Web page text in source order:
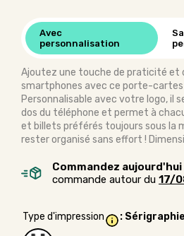
Avec
personnalisation
Ajoutez une touche de praticité et
smartphones avec ce porte-cartes
Personnalisable avec votre logo, il
dos du téléphone et permet à
et billets préférés toujours sous la
rester organisé sans effort !
Commandez aujourd'hui
commande autour du 17/
Type d'impression :